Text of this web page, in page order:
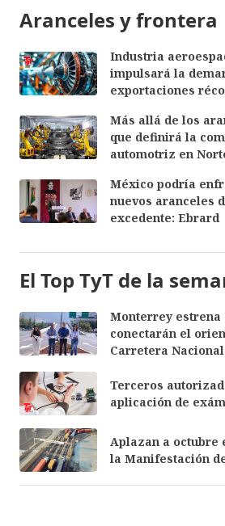
Aranceles y frontera
Industria
impulsará la
exportaciones
Más allá de los
que definirá la
automotriz en
México podría
nuevos aranceles
excedente: Ebrard
El Top TyT de la
Monterrey estrena
conectarán el
Carretera Nacional
Terceros
aplicación de
Aplazan a octubre
la Manifestación